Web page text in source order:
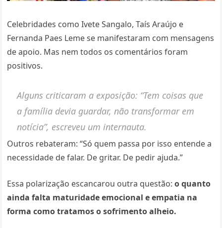
Celebridades como Ivete Sangalo, Taís Araújo e
Fernanda Paes Leme se manifestaram com mensagens
de apoio. Mas nem todos os comentários foram
positivos.
Alguns criticaram a exposição: “Tem coisas que
a família devia guardar, não transformar em
notícia”, escreveu um internauta.
Outros rebateram: “Só quem passa por isso entende a
necessidade de falar. De gritar. De pedir ajuda.”
Essa polarização escancarou outra questão:o quanto
ainda falta maturidade emocional e empatia na
forma como tratamos o sofrimento alheio.